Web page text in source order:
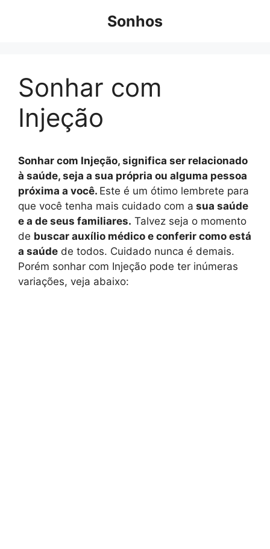
Sonhos
Sonhar com
Injeção
Sonhar com Injeção, significa ser relacionado
à saúde, seja a sua própria ou alguma pessoa
próxima a você. Este é um ótimo lembrete para
que você tenha mais cuidado com a sua saúde
e a de seus familiares. Talvez seja o momento
de buscar auxílio médico e conferir como está
a saúde de todos. Cuidado nunca é demais.
Porém sonhar com Injeção pode ter inúmeras
variações, veja abaixo: